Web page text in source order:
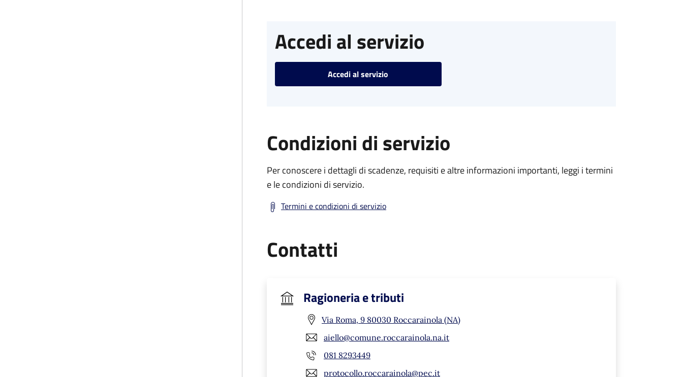
Accedi al servizio
Accedi al servizio
Condizioni di servizio
Per conoscere i dettagli di scadenze, requisiti e altre informazioni importanti, leggi i termini
e le condizioni di servizio.
Termini e condizioni di servizio
Contatti
Ragioneria e tributi
Via Roma, 9 80030 Roccarainola (NA)
aiello@comune.roccarainola.na.it
081 8293449
protocollo.roccarainola@pec.it